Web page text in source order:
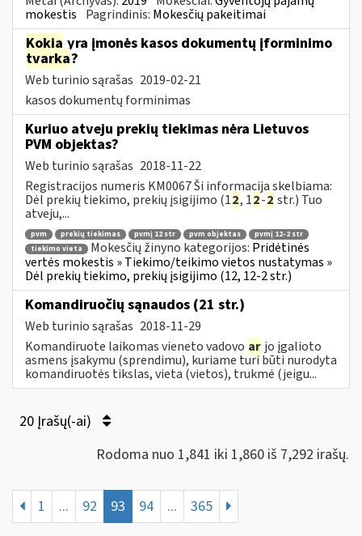
mokestis Pagrindinis: Mokesčių pakeitimai
Kokia yra įmonės kasos dokumentų įforminimo
tvarka?
Web turinio sąrašas 2019-02-21
kasos dokumentų forminimas
Kuriuo atveju prekių tiekimas nėra Lietuvos
PVM objektas?
Web turinio sąrašas 2018-11-22
Registracijos numeris KM0067 Ši informacija skelbiama:
Dėl prekių tiekimo, prekių įsigijimo (12, 12-2 str.) Tuo
atveju,...
pvm prekių tiekimas pvmį 12 str pvm objektas
pvmį 12-2 str
tiekimo vieta
Mokesčių žinyno kategorijos: Pridėtinės
vertės mokestis » Tiekimo/teikimo vietos nustatymas »
Dėl prekių tiekimo, prekių įsigijimo (12, 12-2 str.)
Komandiruočių sąnaudos (21 str.)
Web turinio sąrašas 2018-11-29
Komandiruote laikomas vieneto vadovo ar jo įgalioto
asmens įsakymu (sprendimu), kuriame turi būti nurodyta
komandiruotės tikslas, vieta (vietos), trukmė (jeigu...
20 Įrašų(-ai)
Rodoma nuo 1,841 iki 1,860 iš 7,292 irašų.
1 ... 92 93 94 ... 365